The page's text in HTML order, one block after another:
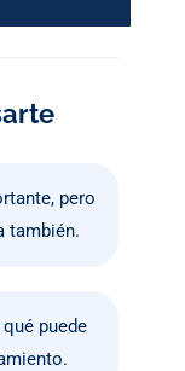
pero
también.
puede